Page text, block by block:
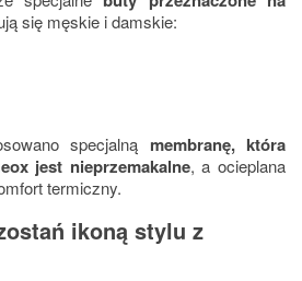
się męskie i damskie:
specjalną membranę, która
jest nieprzemakalne, a ocieplana
termiczny.
ikoną stylu z